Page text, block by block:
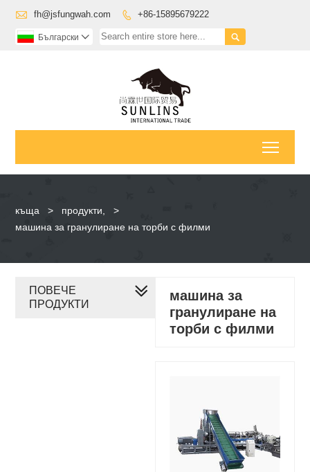
 fh@jsfungwah.com  +86-15895679222

Български 
къща > продукти,
>
машина за гранулиране на торби с филми
машина за
гранулиране на
торби с филми
ПОВЕЧЕ
ПРОДУКТИ